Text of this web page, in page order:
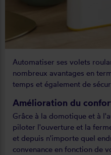
Automatiser ses volets
nombreux avantages en
temps et également de
Amélioration du
Grâce à la domotique et à
piloter l'ouverture et la
et depuis n'importe quel
convenance en fonction de